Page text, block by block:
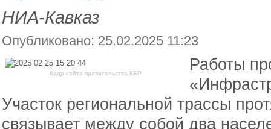
НИА-Кавказ
Опубликовано: 25.02.2025 11:23
Кадр сайта правительства КБР
Работы
Участок региональной трассы
связывает между собой два